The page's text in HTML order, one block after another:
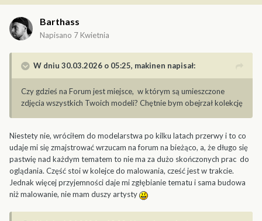
Barthass
Napisano 7 Kwietnia
W dniu 30.03.2026 o 05:25, makinen napisał:
Czy gdzieś na Forum jest miejsce, w którym są umieszczone
zdjęcia wszystkich Twoich modeli? Chętnie bym obejrzał kolekcję
Niestety nie, wróciłem do modelarstwa po kilku latach przerwy i to co
udaje mi się zmajstrować wrzucam na forum na bieżąco, a, że długo się
pastwię nad każdym tematem to nie ma za dużo skończonych prac do
oglądania. Część stoi w kolejce do malowania, cześć jest w trakcie.
Jednak więcej przyjemności daje mi zgłębianie tematu i sama budowa
niż malowanie, nie mam duszy artysty